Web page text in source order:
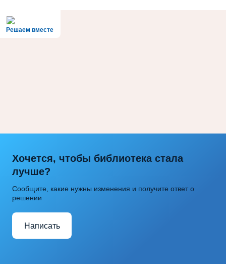
Решаем вместе
Хочется, чтобы библиотека стала
лучше?
Сообщите, какие нужны изменения и получите ответ о
решении
Написать